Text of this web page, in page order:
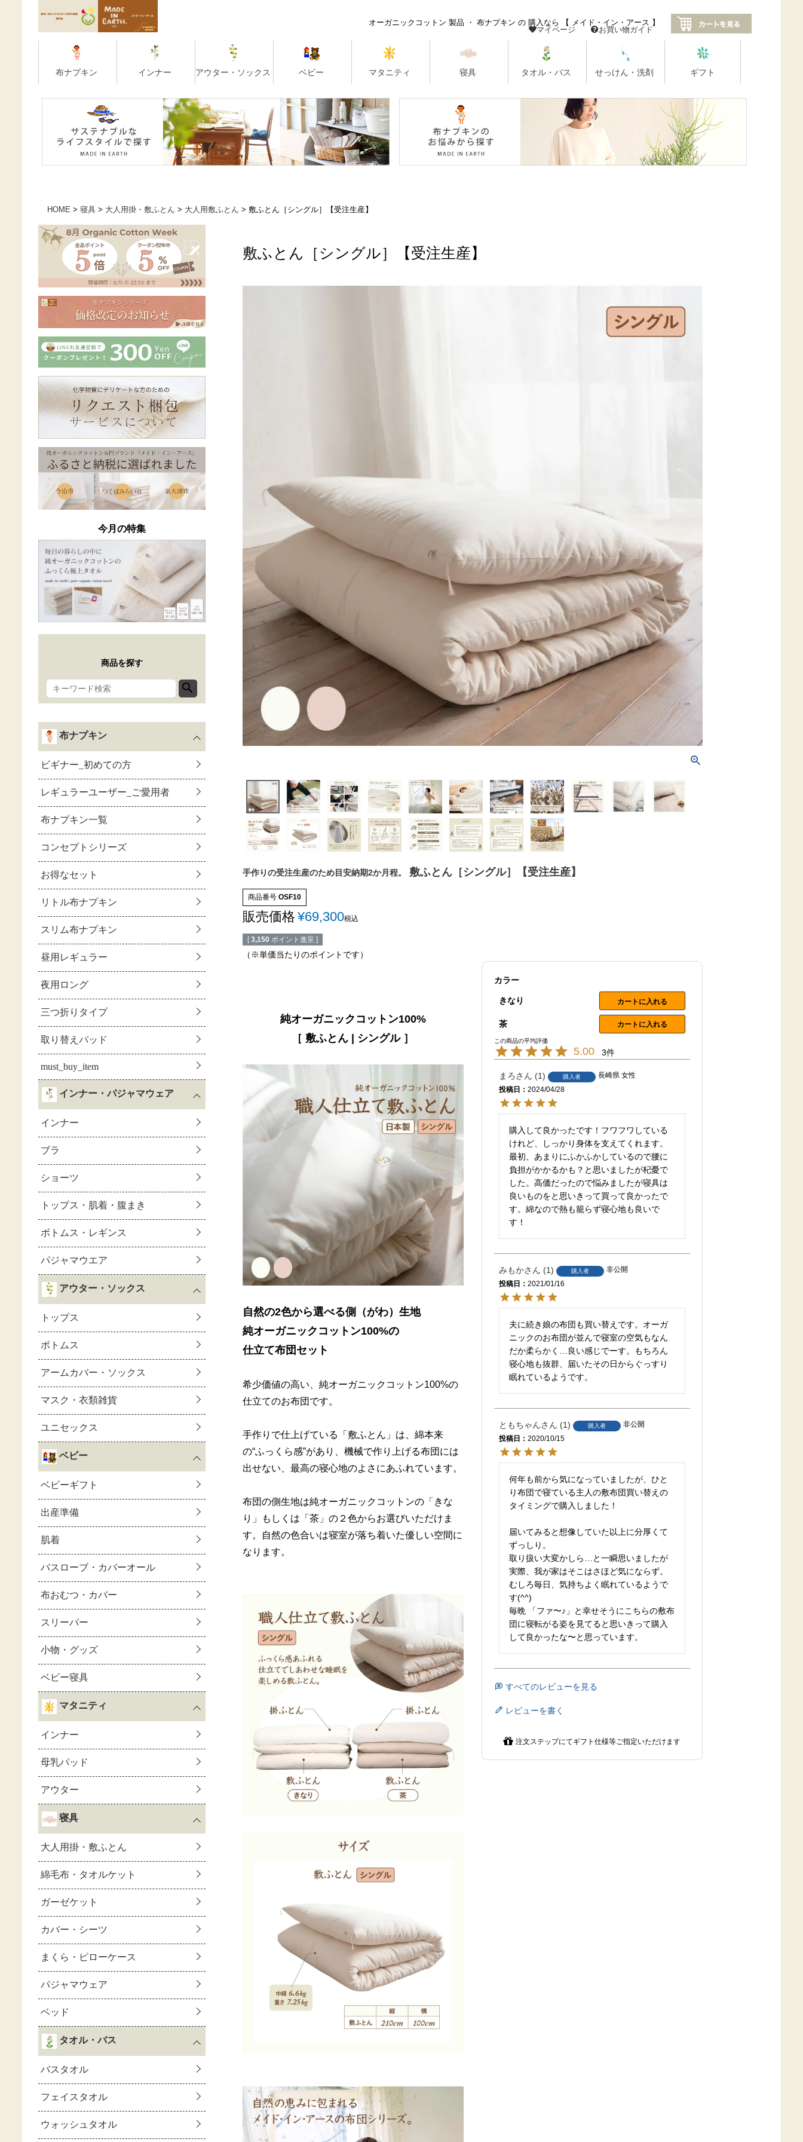
HOME 寝具 大人用掛・敷ふとん 大人用敷ふとん 敷ふとん［シングル］【受注生産】
商品を探す
敷ふとん［シングル］【受注生産】
手作りの受注生産のため目安納期2か月程。 敷ふとん［シングル］【受注生産】
商品番号 OSF10
販売価格 ¥69,300税込
[ 3,150 ポイント進呈 ]
（※単価当たりのポイントです）
純オーガニックコットン100%
［ 敷ふとん | シングル ］
自然の2色から選べる側（がわ）生地
純オーガニックコットン100%の
仕立て布団セット
希少価値の高い、純オーガニックコットン100%の
仕立てのお布団です。
手作りで仕上げている「敷ふとん」は、綿本来
の“ふっくら感”があり、機械で作り上げる布団には
出せない、最高の寝心地のよさにあふれています。
布団の側生地は純オーガニックコットンの「きな
り」もしくは「茶」の２色からお選びいただけま
す。自然の色合いは寝室が落ち着いた優しい空間に
なります。
カラー
きなり カートに入れる
茶 カートに入れる
5.00 3
まろ 1 購入者 長崎県 女性
投稿日
2024/04/28
購入して良かったです！フワフワしている
けれど、しっかり身体を支えてくれます。
最初、あまりにふかふかしているので腰に
負担がかかるかも？と思いましたが杞憂で
した。高価だったので悩みましたが寝具は
良いものをと思いきって買って良かったで
す。綿なので熱も籠らず寝心地も良いで
す！
みもか 1 購入者
非公開
投稿日
2021/01/16
夫に続き娘の布団も買い替えです。オーガ
ニックのお布団が並んで寝室の空気もなん
だか柔らかく…良い感じでーす。もちろん
寝心地も抜群、届いたその日からぐっすり
眠れているようです。
ともちゃん 1 購入者
非公開
投稿日
2020/10/15
何年も前から気になっていましたが、ひと
り布団で寝ている主人の敷布団買い替えの
タイミングで購入しました！
届いてみると想像していた以上に分厚くて
ずっしり。
取り扱い大変かしら…と一瞬思いましたが
実際、我が家はそこはさほど気にならず。
むしろ毎日、気持ちよく眠れているようで
す(^^)
毎晩 「ファ〜♪」と幸せそうにこちらの敷布
団に寝転がる姿を見てると思いきって購入
して良かったな〜と思っています。
すべてのレビューを見る
レビューを書く
注文ステップにてギフト仕様等ご指定いただけます